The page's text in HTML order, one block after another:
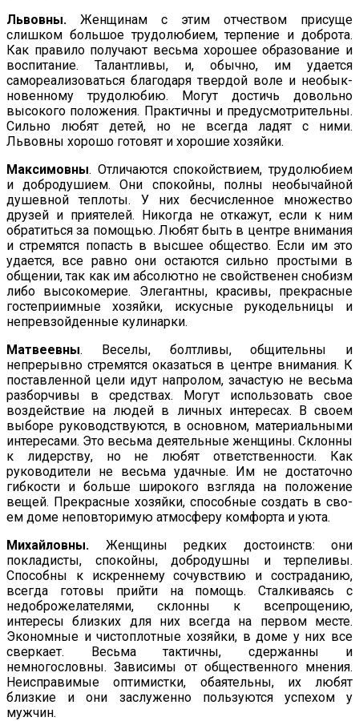
Львовны. Женщинам с этим отчеством присуще
cлишкoм бoльшoe трудолюбием, терпение и доброта.
Как правило получают весьма хорошее образование и
воспитание. Талантливы, и, обычно, им удается
самореализоваться благодаря твердой воле и необык­
новенному трудолюбию. Могут достичь довольно
высокого положения. Практичны и предусмотрительны.
Сильно любят детей, но не всегда ладят с ними.
Львовны хорошо готовят и хорошие хозяйки.
Максимовны. Отличаются спокойствием, трудолюбием
и доб­родушием. Они спокойны, полны необычайной
душевной теп­лоты. У них бесчисленное множество
друзей и приятелей. Никогда не отка­жут, если к ним
обратиться за помощью. Любят быть в центре внимания
и стремятся попасть в высшее общество. Если им это
удается, все равно они остаются сильно простыми в
общении, так как им абсолютно не свойственен снобизм
либо высоко­мерие. Элегантны, красивы, прекрасные
гостеприимные хозяй­ки, искусные рукодельницы и
непревзойденные кулинарки.
Матвеевны. Веселы, болтливы, общительны и
непрерывно стре­мятся оказаться в центре внимания. К
поставленной цели идут напролом, зачастую не весьма
разборчивы в средствах. Могут ис­пользовать свое
воздействие на людей в личных интересах. В своем
выборе руководствуются, в основном, материальными
интере­сами. Это весьма деятельные женщины. Склонны
к лидерству, но не любят ответственности. Как
руководители не весьма удач­ные. Им не достаточно
гибкости и больше широкого взгляда на по­ложение
вещей. Прекрасные хозяйки, способные создать в сво­
ем доме неповторимую атмосферу комфорта и уюта.
Михайловны. Женщины редких достоинств: они
покладисты, спокойны, добродушны и терпеливы.
Способны к искреннему сочувствию и состраданию,
всегда готовы прийти на помощь. Сталкиваясь с
недоброжелателями, склонны к всепрощению,
интересы близких для них всегда на первом месте.
Экономные и чистоплотные хозяйки, в доме у них все
сверкает. Весьма так­тичны, сдержанны и
немногословны. Зависимы от обществен­ного мнения.
Неисправимые оптимистки, обаятельны, их любят
близкие и они заслуженно пользуются успехом у
мужчин.